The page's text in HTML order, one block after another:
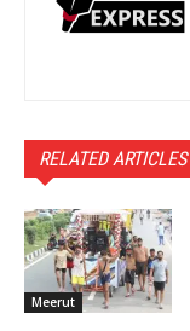
RELATED ARTICLES
Meerut